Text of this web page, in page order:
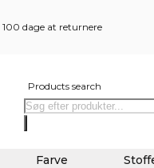
100 dage at returnere
Products search
Farve